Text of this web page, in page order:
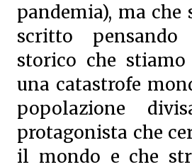
pandemia), ma che
scritto
storico che stiamo
una catastrofe
popolazione
protagonista che
il mondo e che